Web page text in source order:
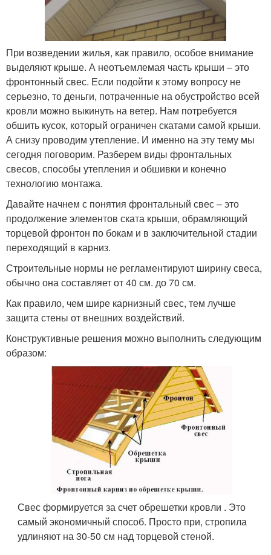
При возведении жилья, как правило, особое внимание
выделяют крыше. А неотъемлемая часть крыши – это
фронтонный свес. Если подойти к этому вопросу не
серьезно, то деньги, потраченные на обустройство всей
кровли можно выкинуть на ветер. Нам потребуется
обшить кусок, который ограничен скатами самой крыши.
А снизу проводим утепление. И именно на эту тему мы
сегодня поговорим. Разберем виды фронтальных
свесов, способы утепления и обшивки и конечно
технологию монтажа.
Давайте начнем с понятия фронтальный свес – это
продолжение элементов ската крыши, обрамляющий
торцевой фронтон по бокам и в заключительной стадии
переходящий в карниз.
Строительные нормы не регламентируют ширину свеса,
обычно она составляет от 40 см. до 70 см.
Как правило, чем шире карнизный свес, тем лучше
защита стены от внешних воздействий.
Конструктивные решения можно выполнить следующим
образом:
Свес формируется за счет обрешетки кровли . Это
самый экономичный способ. Просто при, стропила
удлиняют на 30-50 см над торцевой стеной.